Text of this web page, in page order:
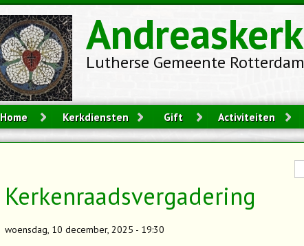
Andreaskerk
Lutherse Gemeente Rotterdam
Home Kerkdiensten Gift Activiteiten
Kerkenraadsvergadering
woensdag, 10 december, 2025 - 19:30